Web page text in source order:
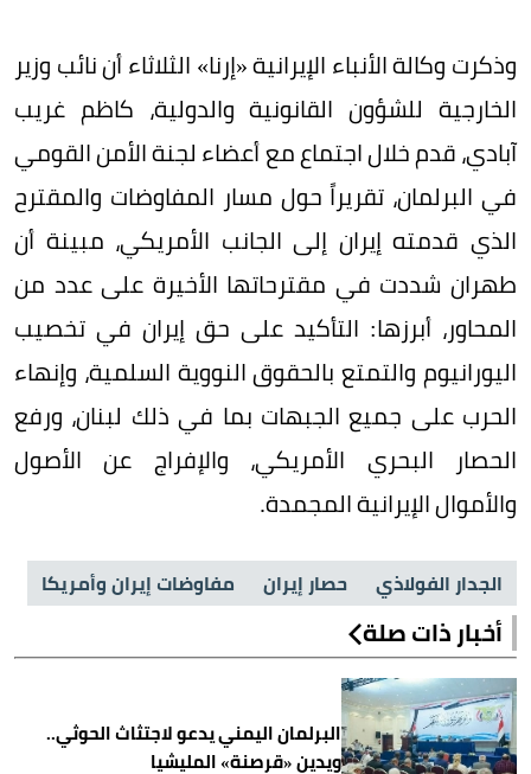
وذكرت وكالة الأنباء الإيرانية «إرنا» الثلاثاء أن نائب وزير
الخارجية للشؤون القانونية والدولية، كاظم غريب
آبادي، قدم خلال اجتماع مع أعضاء لجنة الأمن القومي
في البرلمان، تقريراً حول مسار المفاوضات والمقترح
الذي قدمته إيران إلى الجانب الأمريكي، مبينة أن
طهران شددت في مقترحاتها الأخيرة على عدد من
المحاور، أبرزها: التأكيد على حق إيران في تخصيب
اليورانيوم والتمتع بالحقوق النووية السلمية، وإنهاء
الحرب على جميع الجبهات بما في ذلك لبنان، ورفع
الحصار البحري الأمريكي، والإفراج عن الأصول
والأموال الإيرانية المجمدة.
الجدار الفولاذي حصار إيران مفاوضات إيران وأمريكا
أخبار ذات صلة
البرلمان اليمني يدعو لاجتثاث الحوثي..
ويدين «قرصنة» المليشيا